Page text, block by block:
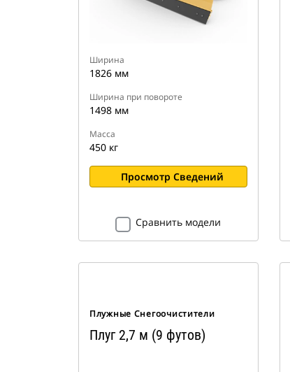
Ширина
1826 мм
Ширина при повороте
1498 мм
Масса
450 кг
Просмотр Сведений
Сравнить модели
Плужные Снегоочистители
Плуг 2,7 м (9 футов)